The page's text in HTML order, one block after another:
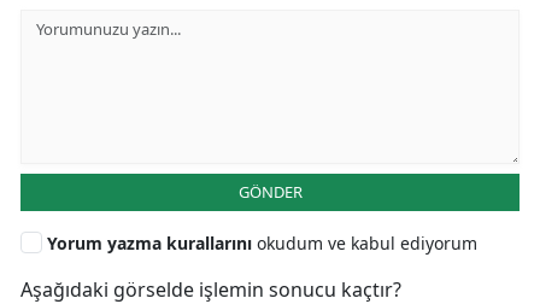
GÖNDER
Yorum yazma kurallarını okudum ve kabul ediyorum
Aşağıdaki görselde işlemin sonucu kaçtır?